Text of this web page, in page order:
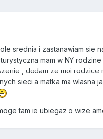
srednia i zastanawiam sie
mam w NY
, dodam ze moi
sieci a matka ma wlasna
tam ie ubiegaz o wize